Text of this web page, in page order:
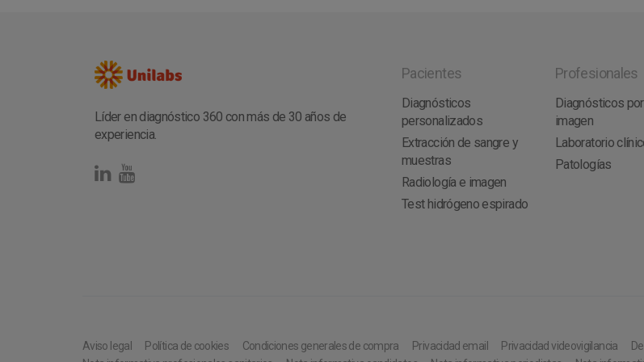
Líder en diagnóstico 360 con más de 30 años de
experiencia.
Pacientes
Diagnósticos
personalizados
Extracción de sangre y
muestras
Radiología e imagen
Test hidrógeno espirado
Profesionales
Diagnósticos por
imagen
Laboratorio
Patologías
Aviso legal Política de cookies Condiciones generales de compra Privacidad email Privacidad videovigilancia